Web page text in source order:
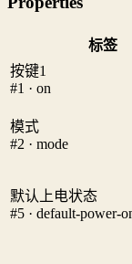
标签
按键1
#1 · on
模式
#2 · mode
默认上电状态
#5 · default-power-